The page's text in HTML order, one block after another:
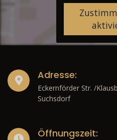
Adresse:
Eckernförder Str. /
Suchsdorf
Öffnungszeit: